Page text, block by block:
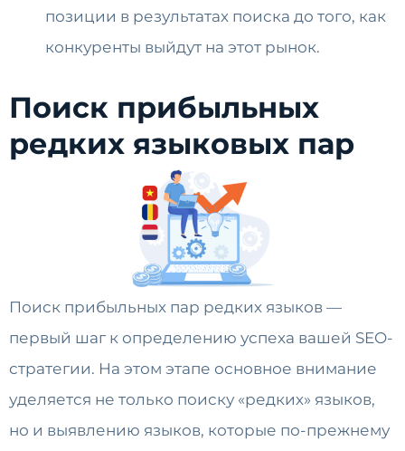
позиции в результатах поиска до того, как
конкуренты выйдут на этот рынок.
Поиск прибыльных
редких языковых пар
Поиск прибыльных пар редких языков —
первый шаг к определению успеха вашей SEO-
стратегии. На этом этапе основное внимание
уделяется не только поиску «редких» языков,
но и выявлению языков, которые по-прежнему